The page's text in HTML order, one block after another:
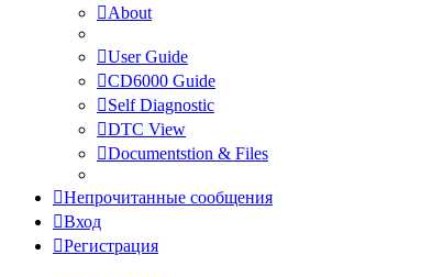
About
User Guide
CD6000 Guide
Self Diagnostic
DTC View
Documentstion & Files
Непрочитанные сообщения
Вход
Регистрация